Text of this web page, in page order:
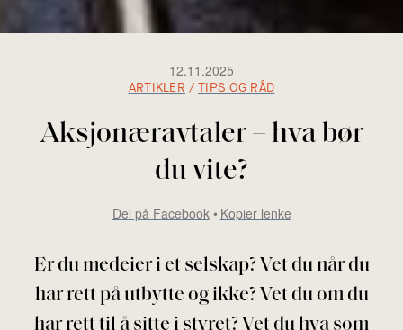
12.11.2025
ARTIKLER / TIPS OG RÅD
Aksjonæravtaler – hva bør
du vite?
Del på Facebook Kopier lenke
Er du medeier i et selskap? Vet du når du
har rett på utbytte og ikke? Vet du om du
har rett til å sitte i styret? Vet du hva som